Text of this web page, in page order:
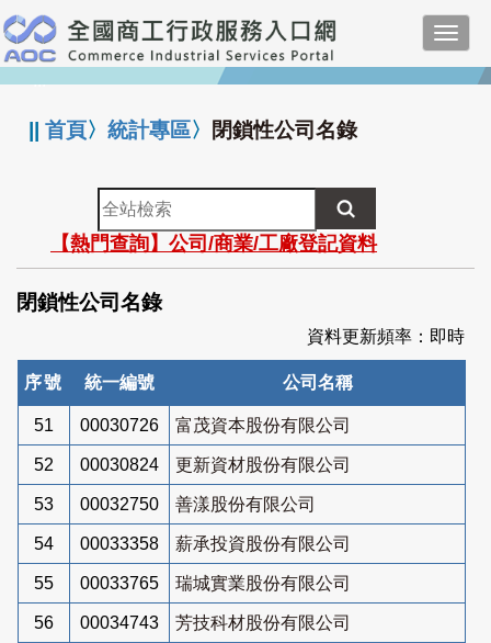
跳
到
主
要
:::
||首頁〉統計專區〉 閉鎖性公司名錄
全
站
檢
索
【熱門查詢】公司/商業/工廠登記資料
閉鎖性公司名錄
資料更新頻率：即時
序號 統一編號 公司名稱
51 00030726 富茂資本股份有限公司
52 00030824 更新資材股份有限公司
53 00032750 善漾股份有限公司
54 00033358 薪承投資股份有限公司
55 00033765 瑞城實業股份有限公司
56 00034743 芳技科材股份有限公司